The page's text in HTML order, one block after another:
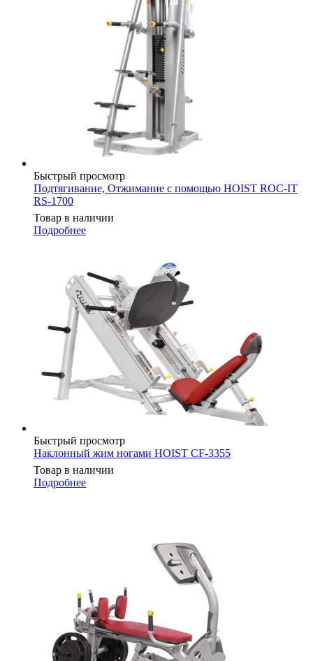
Быстрый просмотр
Подтягивание, Отжимание с помощью HOIST ROC-IT
RS-1700
Товар в наличии
Подробнее
Быстрый просмотр
Наклонный жим ногами HOIST CF-3355
Товар в наличии
Подробнее